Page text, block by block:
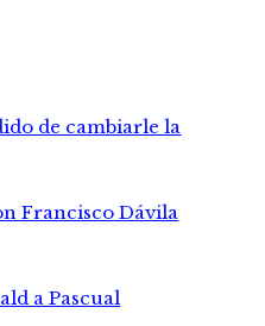
de cambiarle la
Francisco Dávila
a Pascual